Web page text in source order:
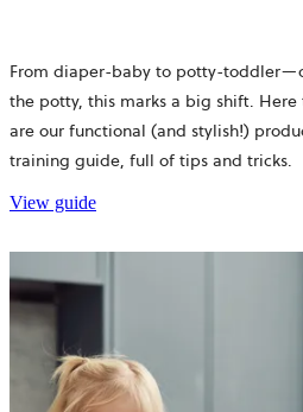
From diaper-baby to potty-
the potty, this marks a big shift.
are our functional (and stylish!)
training guide, full of tips and tricks.
View guide